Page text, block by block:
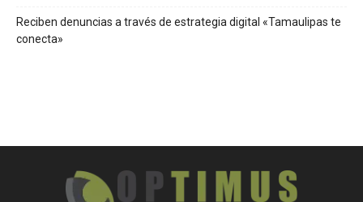
Reciben denuncias a través de estrategia digital «Tamaulipas te
conecta»